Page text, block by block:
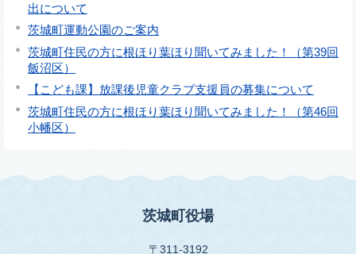
出について
茨城町運動公園のご案内
茨城町住民の方に根ほり葉ほり聞いてみました！（第39回
飯沼区）
【こども課】放課後児童クラブ支援員の募集について
茨城町住民の方に根ほり葉ほり聞いてみました！（第46回
小幡区）
茨城町役場
〒311-3192